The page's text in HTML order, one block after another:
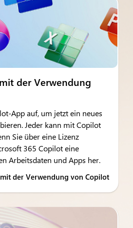
der Verwendung
App auf, um jetzt ein neues
Jeder kann mit Copilot
Sie über eine Lizenz
365 Copilot eine
Arbeitsdaten und Apps her.
der Verwendung von Copilot